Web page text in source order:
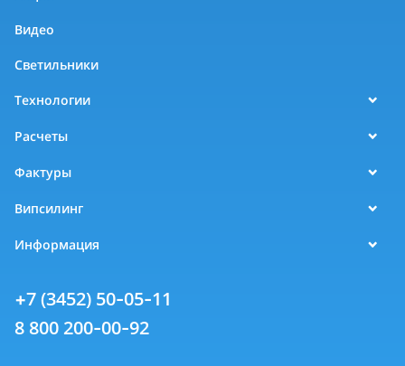
Видео
Светильники
Технологии
Расчеты
Фактуры
Випсилинг
Информация
+7 (3452) 50-05-11
8 800 200-00-92